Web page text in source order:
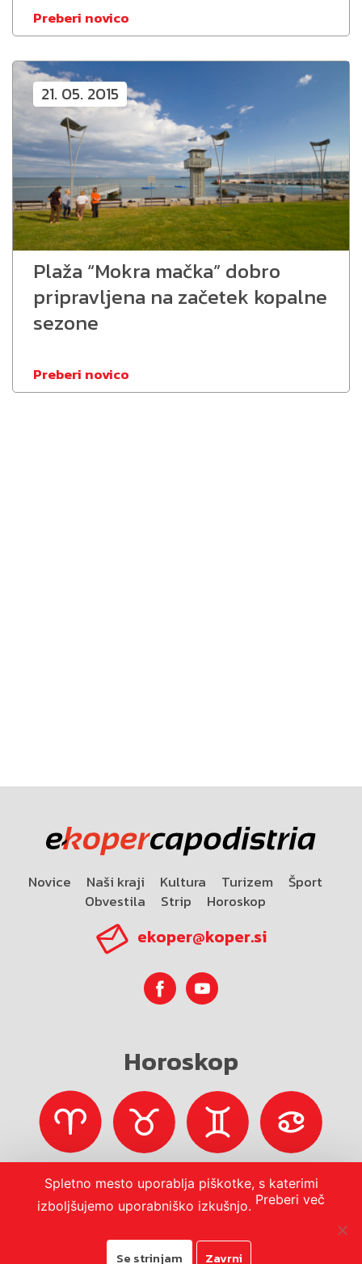
Preberi novico
21. 05. 2015
Plaža “Mokra mačka” dobro
pripravljena na začetek kopalne
sezone
Preberi novico
Novice Naši kraji Kultura Turizem
Šport
Obvestila
Strip Horoskop
ekoper@koper.si
Horoskop
Spletno mesto uporablja piškotke, s katerimi
izboljšujemo uporabniško izkušnjo. Preberi več
Se strinjam Zavrni